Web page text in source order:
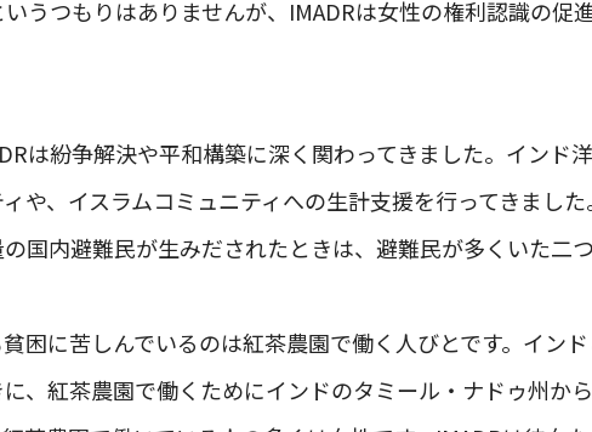
うつもりはありませんが、IMADRは女性の権利認識の促
は紛争解決や平和構築に深く関わってきました。インド
や、イスラムコミュニティへの生計支援を行ってきまし
国内避難民が生みだされたときは、避難民が多くいた二
困に苦しんでいるのは紅茶農園で働く人びとです。イン
、紅茶農園で働くためにインドのタミール・ナドゥ州か